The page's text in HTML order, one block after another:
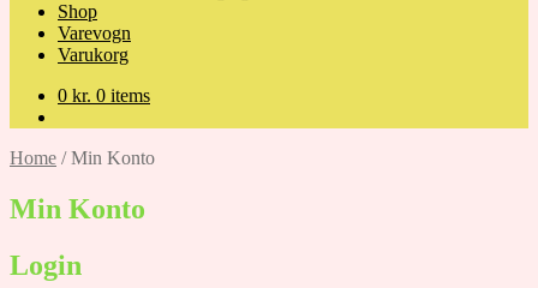
Shop
Varevogn
Varukorg
0 kr. 0 items
Home /Min Konto
Min Konto
Login